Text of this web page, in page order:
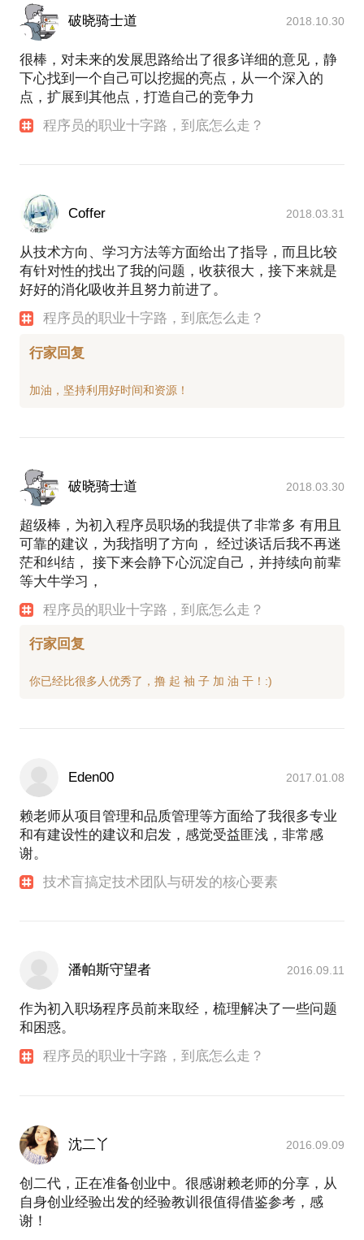
破晓骑士道 2018.10.30
很棒，对未来的发展思路给出了很多详细的意见，静
下心找到一个自己可以挖掘的亮点，从一个深入的
点，扩展到其他点，打造自己的竞争力
程序员的职业十字路，到底怎么走？
Coffer 2018.03.31
从技术方向、学习方法等方面给出了指导，而且比较
有针对性的找出了我的问题，收获很大，接下来就是
好好的消化吸收并且努力前进了。
程序员的职业十字路，到底怎么走？
行家回复
破晓骑士道 2018.03.30
超级棒，为初入程序员职场的我提供了非常多 有用且
可靠的建议，为我指明了方向， 经过谈话后我不再迷
茫和纠结， 接下来会静下心沉淀自己，并持续向前辈
等大牛学习，
程序员的职业十字路，到底怎么走？
行家回复
Eden00 2017.01.08
赖老师从项目管理和品质管理等方面给了我很多专业
和有建设性的建议和启发，感觉受益匪浅，非常感
谢。
技术盲搞定技术团队与研发的核心要素
潘帕斯守望者 2016.09.11
作为初入职场程序员前来取经，梳理解决了一些问题
和困惑。
程序员的职业十字路，到底怎么走？
沈二丫 2016.09.09
创二代，正在准备创业中。很感谢赖老师的分享，从
自身创业经验出发的经验教训很值得借鉴参考，感
谢！